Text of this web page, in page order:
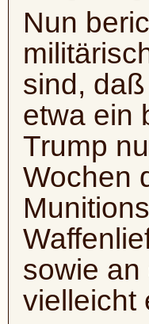
Nun
sind,
etwa ein
Trump
Wochen
sowie
vielleicht